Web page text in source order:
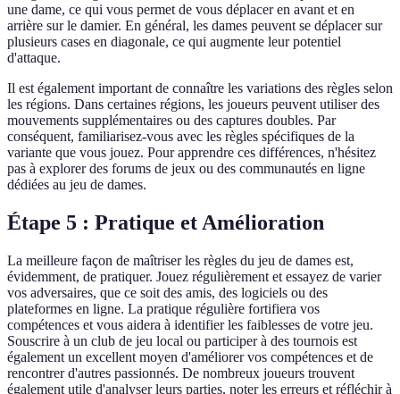
une dame, ce qui vous permet de vous déplacer en avant et en
arrière sur le damier. En général, les dames peuvent se déplacer sur
plusieurs cases en diagonale, ce qui augmente leur potentiel
d'attaque.
Il est également important de connaître les variations des règles selon
les régions. Dans certaines régions, les joueurs peuvent utiliser des
mouvements supplémentaires ou des captures doubles. Par
conséquent, familiarisez-vous avec les règles spécifiques de la
variante que vous jouez. Pour apprendre ces différences, n'hésitez
pas à explorer des forums de jeux ou des communautés en ligne
dédiées au jeu de dames.
Étape 5 : Pratique et Amélioration
La meilleure façon de maîtriser les règles du jeu de dames est,
évidemment, de pratiquer. Jouez régulièrement et essayez de varier
vos adversaires, que ce soit des amis, des logiciels ou des
plateformes en ligne. La pratique régulière fortifiera vos
compétences et vous aidera à identifier les faiblesses de votre jeu.
Souscrire à un club de jeu local ou participer à des tournois est
également un excellent moyen d'améliorer vos compétences et de
rencontrer d'autres passionnés. De nombreux joueurs trouvent
également utile d'analyser leurs parties, noter les erreurs et réfléchir à